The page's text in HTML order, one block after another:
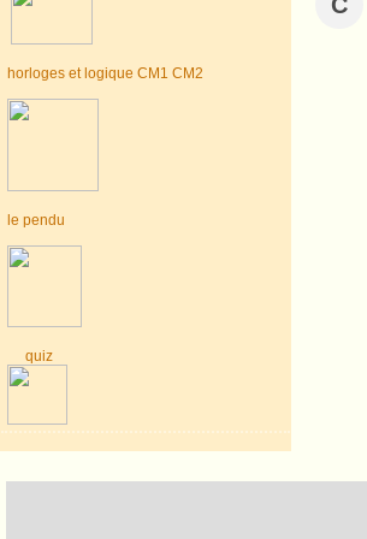
horloges et logique CM1 CM2
le pendu
quiz